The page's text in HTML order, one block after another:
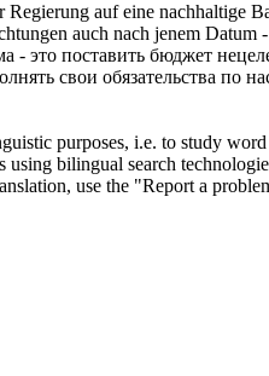
auf eine nachhaltige
auch nach jenem
- это поставить бюджет
свои обязательства
purposes, i.e. to study
bilingual search
use the "Report a